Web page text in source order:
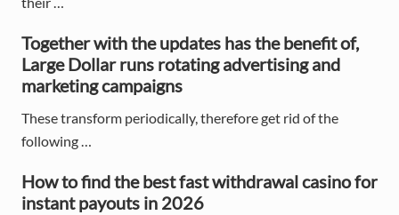
a
r
Together with the updates has the benefit of,
Large Dollar runs rotating advertising and
marketing campaigns
These transform periodically, therefore get rid of the
following …
How to find the best fast withdrawal casino for
instant payouts in 2026